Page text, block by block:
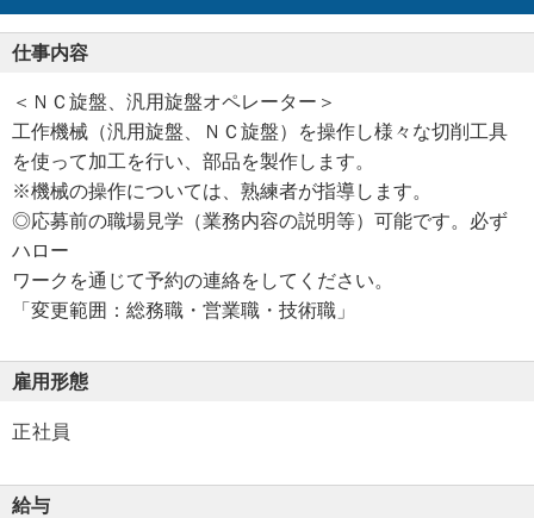
仕事内容
＜ＮＣ旋盤、汎用旋盤オペレーター＞
工作機械（汎用旋盤、ＮＣ旋盤）を操作し様々な切削工具
を使って加工を行い、部品を製作します。
※機械の操作については、熟練者が指導します。
◎応募前の職場見学（業務内容の説明等）可能です。必ず
ハロー
ワークを通じて予約の連絡をしてください。
「変更範囲：総務職・営業職・技術職」
雇用形態
正社員
給与